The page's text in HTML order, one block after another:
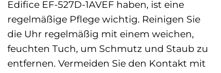
Edifice EF-527D-1AVEF haben, ist eine
regelmäßige Pflege wichtig. Reinigen Sie
die Uhr regelmäßig mit einem weichen,
feuchten Tuch, um Schmutz und Staub zu
entfernen. Vermeiden Sie den Kontakt mit